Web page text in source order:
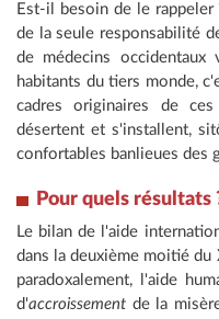
Est-il besoin de le rappeler
de la seule responsabilité
de médecins occidentaux
habitants du tiers monde,
cadres originaires de
désertent et s'installent,
confortables banlieues des
Pour quels résultats
Le bilan de l'aide
dans la deuxième moitié du
paradoxalement, l'aide
d'accroissement de la